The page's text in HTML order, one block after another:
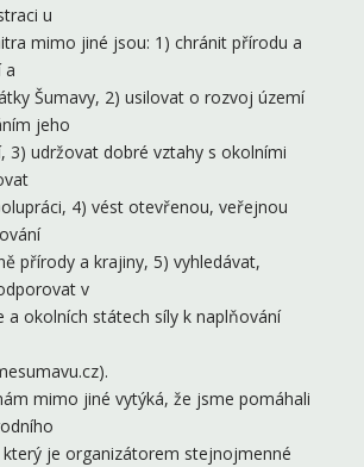
u
mimo jiné jsou: 1) chránit přírodu a
a
Šumavy, 2) usilovat o rozvoj území
jeho
3) udržovat dobré vztahy s okolními
4) vést otevřenou, veřejnou
přírody a krajiny, 5) vyhledávat,
v
a okolních státech síly k naplňování
mimo jiné vytýká, že jsme pomáhali
který je organizátorem stejnojmenné